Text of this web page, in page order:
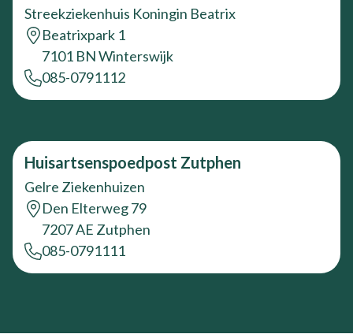
Streekziekenhuis Koningin Beatrix
Beatrixpark 1
7101 BN Winterswijk
085-0791112
Huisartsenspoedpost Zutphen
Gelre Ziekenhuizen
Den Elterweg 79
7207 AE Zutphen
085-0791111